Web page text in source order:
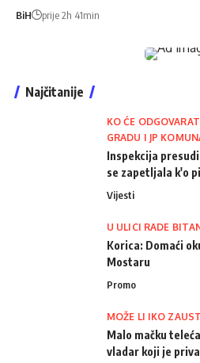
BiH prije 2h 41min
Najčitanije
KO ĆE
GRADU I JP
Inspekcija
se zapetljala k'o
Vijesti
U ULICI RADE
Korica: Domaći
Mostaru
Promo
MOŽE LI IKO
Malo mačku
vladar koji je